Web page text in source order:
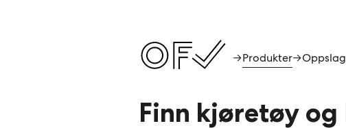
→Produkter→
Finn kjøretøy og